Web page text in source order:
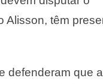
Alisson, têm
defenderam que a